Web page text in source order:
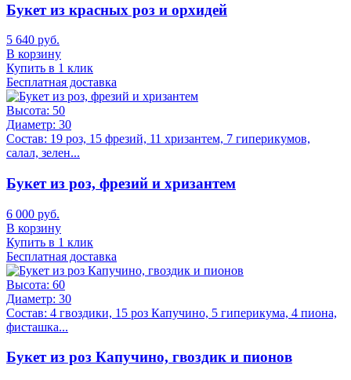
Букет из красных роз и орхидей
5 640 руб.
В корзину
Купить в 1 клик
Бесплатная доставка
Высота: 50
Диаметр: 30
Состав: 19 роз, 15 фрезий, 11 хризантем, 7 гиперикумов,
салал, зелен...
Букет из роз, фрезий и хризантем
6 000 руб.
В корзину
Купить в 1 клик
Бесплатная доставка
Высота: 60
Диаметр: 30
Состав: 4 гвоздики, 15 роз Капучино, 5 гиперикума, 4 пиона,
фисташка...
Букет из роз Капучино, гвоздик и пионов